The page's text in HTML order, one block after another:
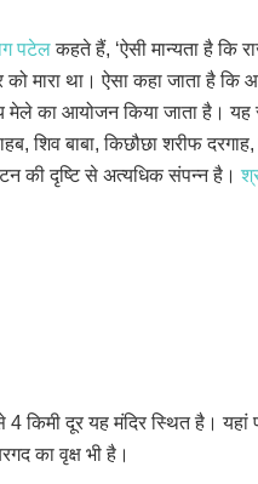
पटेलकहते हैं, ‘ऐसी मान्यता है कि
मारा था। ऐसा कहा जाता है
मेले का आयोजन किया जाता है।
बाबा, किछौछा शरीफ दरगाह,
की दृष्टि से अत्यधिक संपन्न है।
4 किमी दूर यह मंदिर स्थित है।
का वृक्ष भी है।